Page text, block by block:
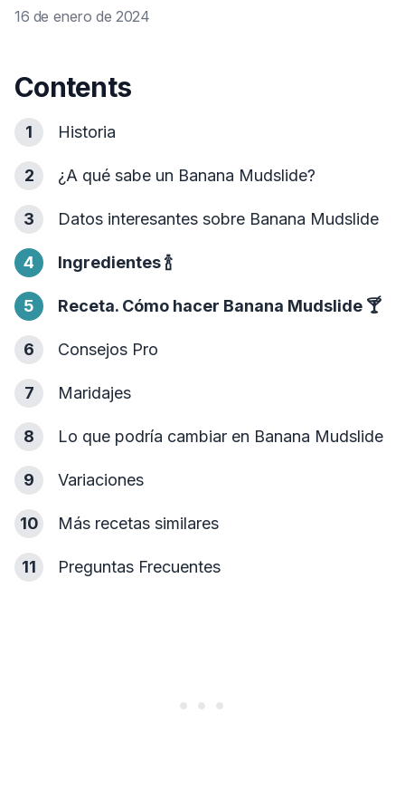
16 de enero de 2024
Contents
1 Historia
2 ¿A qué sabe un Banana Mudslide?
3 Datos interesantes sobre Banana Mudslide
4 Ingredientes🍾
5 Receta. Cómo hacer Banana Mudslide 🍸
6 Consejos Pro
7 Maridajes
8 Lo que podría cambiar en Banana Mudslide
9 Variaciones
10 Más recetas similares
11 Preguntas Frecuentes